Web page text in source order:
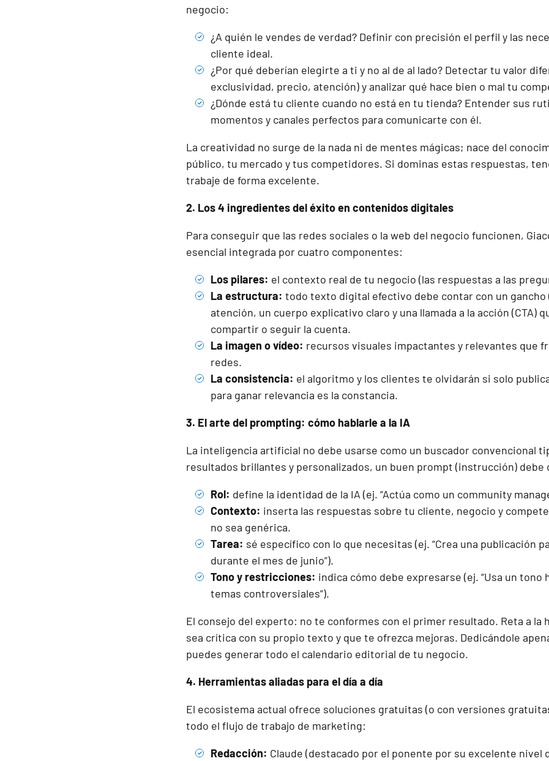
negocio:
¿A quién le vendes de verdad? Definir con precisión el perfil y las
cliente ideal.
¿Por qué deberían elegirte a ti y no al de al lado? Detectar tu valor
exclusividad, precio, atención) y analizar qué hace bien o mal tu
¿Dónde está tu cliente cuando no está en tu tienda? Entender sus
momentos y canales perfectos para comunicarte con él.
La creatividad no surge de la nada ni de mentes mágicas; nace del
público, tu mercado y tus competidores. Si dominas estas respuestas,
trabaje de forma excelente.
2. Los 4 ingredientes del éxito en contenidos digitales
Para conseguir que las redes sociales o la web del negocio funcionen,
esencial integrada por cuatro componentes:
Los pilares: el contexto real de tu negocio (las respuestas a las
La estructura: todo texto digital efectivo debe contar con un gancho
atención, un cuerpo explicativo claro y una llamada a la acción (CTA)
compartir o seguir la cuenta.
La imagen o vídeo: recursos visuales impactantes y relevantes que
redes.
La consistencia: el algoritmo y los clientes te olvidarán si solo
para ganar relevancia es la constancia.
3. El arte del prompting: cómo hablarle a la IA
La inteligencia artificial no debe usarse como un buscador convencional
resultados brillantes y personalizados, un buen prompt (instrucción) debe
Rol: define la identidad de la IA (ej. “Actúa como un community
Contexto: inserta las respuestas sobre tu cliente, negocio y
no sea genérica.
Tarea: sé específico con lo que necesitas (ej. “Crea una publicación
durante el mes de junio”).
Tono y restricciones: indica cómo debe expresarse (ej. “Usa un tono
temas controversiales”).
El consejo del experto: no te conformes con el primer resultado. Reta a la
sea crítica con su propio texto y que te ofrezca mejoras. Dedicándole
puedes generar todo el calendario editorial de tu negocio.
4. Herramientas aliadas para el día a día
El ecosistema actual ofrece soluciones gratuitas (o con versiones
todo el flujo de trabajo de marketing:
Redacción: Claude (destacado por el ponente por su excelente nivel